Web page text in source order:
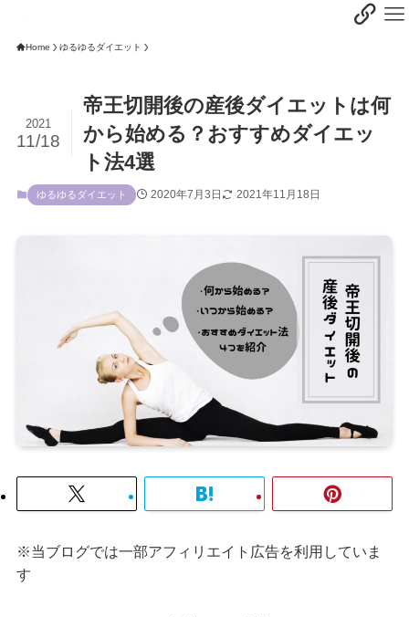
Home ゆるゆるダイエット
帝王切開後の産後ダイエットは何
から始める？おすすめダイエッ
ト法4選
2021
11/18
ゆるゆるダイエット 2020年7月3日 2021年11月18日
※当ブログでは一部アフィリエイト広告を利用していま
す